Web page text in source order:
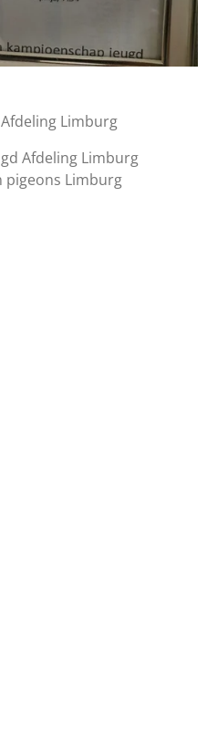
Limburg
Afdeling Limburg
pigeons Limburg